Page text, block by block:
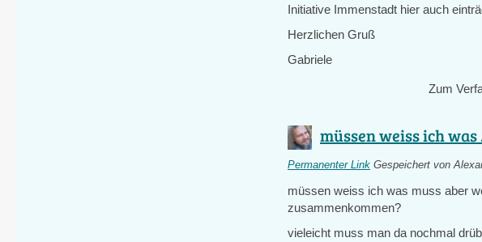
Initiative Immenstadt hier auch
Herzlichen Gruß
Gabriele
Zum
müssen weiss ich was
Permanenter Link Gespeichert von
müssen weiss ich was muss aber
zusammenkommen?
vieleicht muss man da nochmal